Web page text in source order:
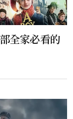
全家必看的